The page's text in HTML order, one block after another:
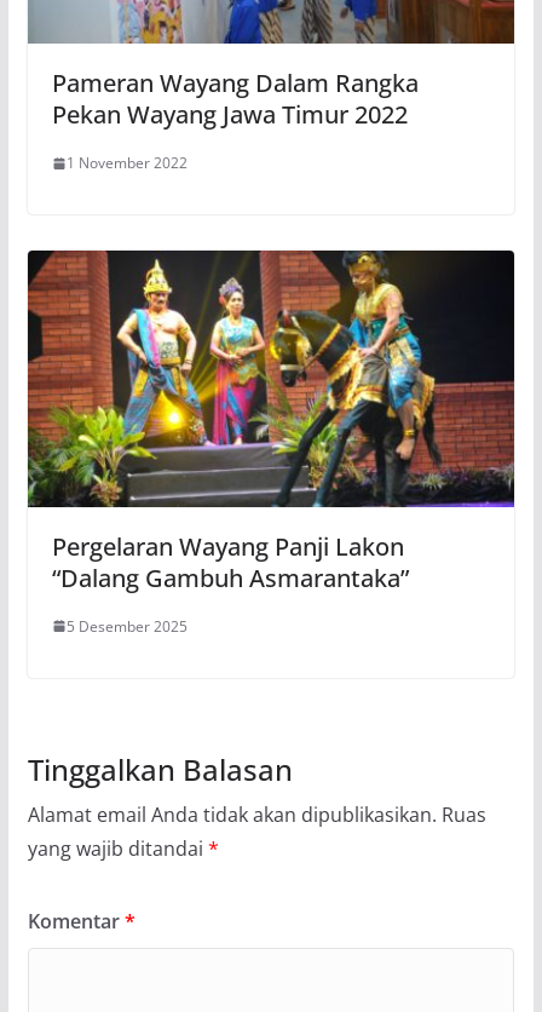
Pameran Wayang Dalam Rangka
Pekan Wayang Jawa Timur 2022
1 November 2022
Pergelaran Wayang Panji Lakon
“Dalang Gambuh Asmarantaka”
5 Desember 2025
Tinggalkan Balasan
Alamat email Anda tidak akan dipublikasikan. Ruas
yang wajib ditandai *
Komentar*